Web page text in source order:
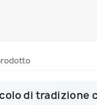
di tradizione